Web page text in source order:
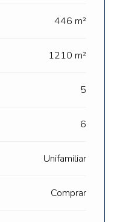
446 m²
1210 m²
5
6
Unifamiliar
Comprar